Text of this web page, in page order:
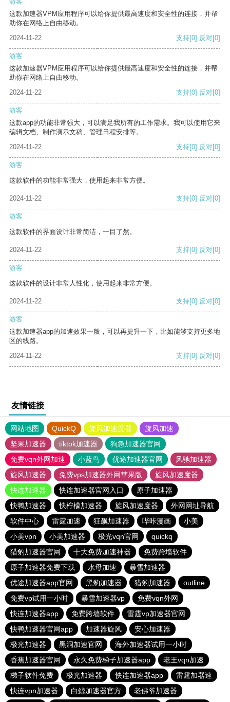
这款加速器VPM应用程序可以给你提供最高速度和安全性的连接，并帮
助你在网络上自由移动。
2024-11-22
支持[0] 反对[0]
游客
这款加速器VPM应用程序可以给你提供最高速度和安全性的连接，并帮
助你在网络上自由移动。
2024-11-22
支持[0] 反对[0]
游客
这款app的功能非常强大，可以满足我所有的工作需求。我可以使用它来
编辑文档、制作演示文稿、管理日程安排等。
2024-11-22
支持[0] 反对[0]
游客
这款软件的功能非常强大，使用起来非常方便。
2024-11-22 支持[0] 反对[0]
游客
这款软件的界面设计非常简洁，一目了然。
2024-11-22 支持[0] 反对[0]
游客
这款软件的设计非常人性化，使用起来非常方便。
2024-11-22 支持[0] 反对[0]
游客
这款加速器app的加速效果一般，可以再提升一下，比如能够支持更多地
区的线路。
2024-11-22
支持[0] 反对[0]
友情链接
网站地图 QuickQ 旋风加速度器
旋风加速
坚果加速器
tiktok加速器
狗急加速器官网
免费vqn外网加速
小蓝鸟 优途加速器官网
风驰加速器
旋风加速器
免费vps加速器外网苹果版
旋风加速度器
快连加速器
快连加速器官网入口
原子加速器
快鸭加速器
快柠檬加速器 旋风加速度器
外网网址导航
软件中心
雷霆加速 狂飙加速器 哔咔漫画
小美
小美vpn
小美加速器 极光vqn官网
quickq
猎豹加速器官网
十大免费加速神器
免费跨墙软件
原子加速器免费下载
水母加速
暴雪加速器
优途加速器app官网
黑豹加速器 猎豹加速器
outline
免费vp试用一小时
暴雪加速器vp
免费vqn外网
快连加速器app
免费跨墙软件
雷霆vp加速器官网
快鸭加速器官网app
加速器旋风
安心加速器
极光加速器
黑洞加速官网
海外加速器试用一小时
香蕉加速器官网
永久免费梯子加速器app
老王vqn加速
梯子软件免费
极光加速器 快连加速器app
雷霆加器速
快连vρn加速器
白鲸加速器官方 老佛爷加速器